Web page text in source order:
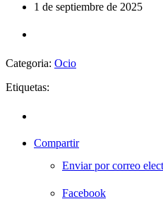
1 de septiembre de 2025
Categoria: Ocio
Etiquetas:
Compartir
Enviar por correo
Facebook